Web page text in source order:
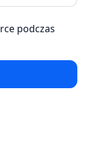
podczas